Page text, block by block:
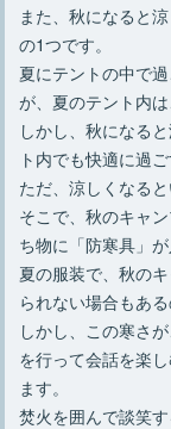
また、秋になると
の1つです。
夏にテントの中で
が、夏のテント内
しかし、秋になる
ト内でも快適に過
ただ、涼しくなる
そこで、秋のキャ
ち物に「防寒具」が
夏の服装で、秋の
られない場合もあ
しかし、この寒さ
を行って会話を楽
ます。
焚火を囲んで談笑